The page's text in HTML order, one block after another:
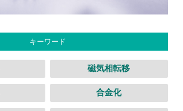
キーワード
磁気相転移
合金化